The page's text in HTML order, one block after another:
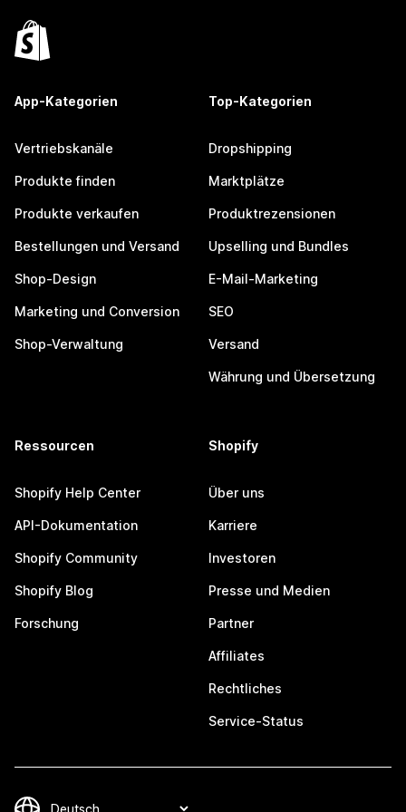
App-Kategorien
Vertriebskanäle
Produkte finden
Produkte verkaufen
Bestellungen und Versand
Shop-Design
Marketing und Conversion
Shop-Verwaltung
Top-Kategorien
Dropshipping
Marktplätze
Produktrezensionen
Upselling und Bundles
E-Mail-Marketing
SEO
Versand
Währung und Übersetzung
Ressourcen
Shopify Help Center
API-Dokumentation
Shopify Community
Shopify Blog
Forschung
Shopify
Über uns
Karriere
Investoren
Presse und Medien
Partner
Affiliates
Rechtliches
Service-Status